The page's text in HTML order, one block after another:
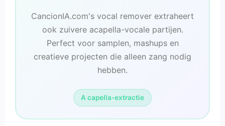
CancionIA.com's vocal remover extraheert
ook zuivere acapella-vocale partijen.
Perfect voor samplen, mashups en
creatieve projecten die alleen zang nodig
hebben.
A capella-extractie